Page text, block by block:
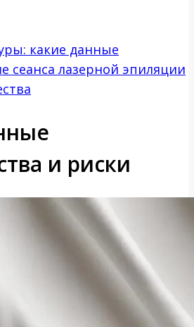
какие данные
сеанса лазерной эпиляции
и риски